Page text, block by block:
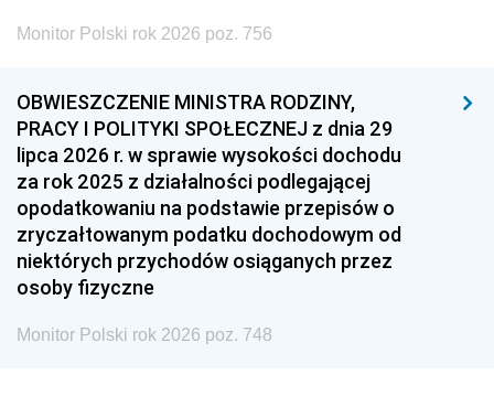
Monitor Polski rok 2026 poz. 756
OBWIESZCZENIE MINISTRA RODZINY,
PRACY I POLITYKI SPOŁECZNEJ z dnia 29
lipca 2026 r. w sprawie wysokości dochodu
za rok 2025 z działalności podlegającej
opodatkowaniu na podstawie przepisów o
zryczałtowanym podatku dochodowym od
niektórych przychodów osiąganych przez
osoby fizyczne
Monitor Polski rok 2026 poz. 748